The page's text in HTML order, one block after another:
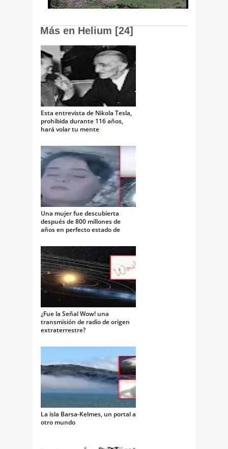
Más en Helium [24]
Esta entrevista de Nikola Tesla,
prohibida durante 116 años,
hará volar tu mente
Una mujer fue descubierta
después de 800 millones de
años en perfecto estado de
¿Fue la Señal Wow! una
transmisión de radio de origen
extraterrestre?
La isla Barsa-Kelmes, un portal a
otro mundo